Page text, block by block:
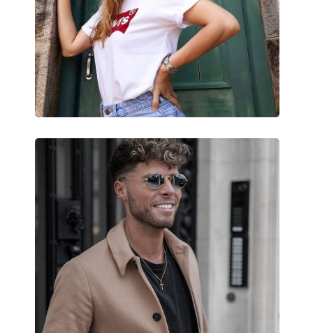
Kód:
RB3447 029 50
Dostupné s dioptrickými
šošovkami:
Nie